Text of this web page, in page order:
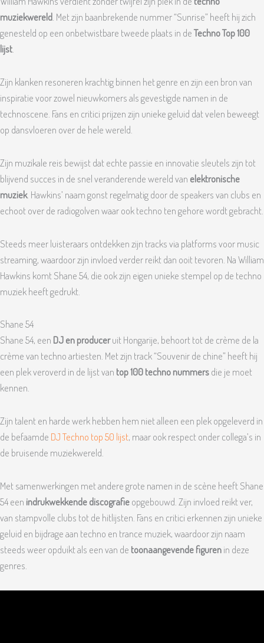
muziekwereld. Met zijn baanbrekende nummer “Sunrise” heeft hij zich
genesteld op een onbetwistbare tweede plaats in deTechno Top 100
lijst.
Zijn klanken resoneren krachtig binnen het genre en zijn een bron van
inspiratie voor zowel nieuwkomers als gevestigde namen in de
technoscene. Fans en critici prijzen zijn unieke geluid dat velen beweegt
op dansvloeren over de hele wereld.
Zijn muzikale reis bewijst dat echte passie en innovatie sleutels zijn tot
blijvend succes in de snel veranderende wereld van elektronische
muziek. Hawkins’ naam gonst regelmatig door de speakers van clubs en
echoot over de radiogolven waar ook techno ten gehore wordt gebracht.
Steeds meer luisteraars ontdekken zijn tracks via platforms voor music
streaming, waardoor zijn invloed verder reikt dan ooit tevoren. Na William
Hawkins komt Shane 54, die ook zijn eigen unieke stempel op de techno
muziek heeft gedrukt.
Shane 54
Shane 54, een DJ en produceruit Hongarije, behoort tot de crème de la
crème van techno artiesten. Met zijn track “Souvenir de chine” heeft hij
een plek veroverd in de lijst van top 100 techno nummersdie je moet
kennen.
Zijn talent en harde werk hebben hem niet alleen een plek opgeleverd in
de befaamde DJ Techno top 50 lijst, maar ook respect onder collega’s in
de bruisende muziekwereld.
Met samenwerkingen met andere grote namen in de scène heeft Shane
54 een indrukwekkende discografieopgebouwd. Zijn invloed reikt ver,
van stampvolle clubs tot de hitlijsten. Fans en critici erkennen zijn unieke
geluid en bijdrage aan techno en trance muziek, waardoor zijn naam
steeds weer opduikt als een van de toonaangevende figurenin deze
genres.